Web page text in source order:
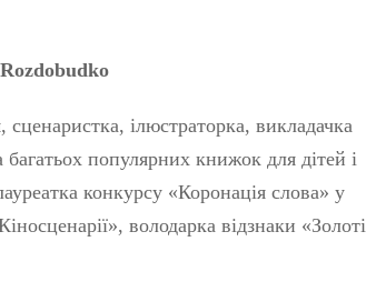
ілюстраторка, викладачка
багатьох популярних книжок для дітей і
конкурсу «Коронація слова» у
володарка відзнаки «Золоті